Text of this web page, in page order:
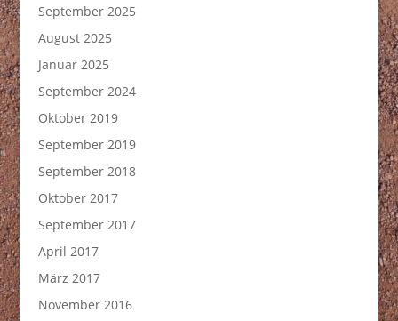
September 2025
August 2025
Januar 2025
September 2024
Oktober 2019
September 2019
September 2018
Oktober 2017
September 2017
April 2017
März 2017
November 2016